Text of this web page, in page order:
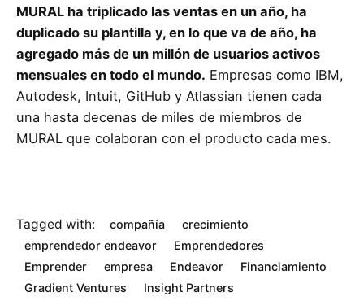
MURAL ha triplicado las ventas en un año, ha
duplicado su plantilla y, en lo que va de año, ha
agregado más de un millón de usuarios activos
mensuales en todo el mundo. Empresas como IBM,
Autodesk, Intuit, GitHub y Atlassian tienen cada
una hasta decenas de miles de miembros de
MURAL que colaboran con el producto cada mes.
Tagged with: compañía
crecimiento
emprendedor endeavor
Emprendedores
Emprender
empresa Endeavor
Financiamiento
Gradient Ventures
Insight Partners